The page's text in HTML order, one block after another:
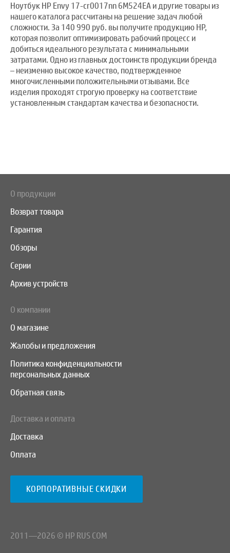
Ноутбук HP Envy 17-cr0017nn 6M524EA и другие товары из
нашего каталога рассчитаны на решение задач любой
сложности. За 140 990 руб. вы получите продукцию HP,
которая позволит оптимизировать рабочий процесс и
добиться идеального результата с минимальными
затратами. Одно из главных достоинств продукции бренда
– неизменно высокое качество, подтвержденное
многочисленными положительными отзывами. Все
изделия проходят строгую проверку на соответствие
установленным стандартам качества и безопасности.
О продукции
Возврат товара
Гарантия
Обзоры
Серии
Архив устройств
О компании
О магазине
Жалобы и предложения
Политика конфиденциальности
персональных данных
Обратная связь
Доставка и оплата
Доставка
Оплата
КОРПОРАТИВНЫЕ СКИДКИ
2011—2026 © HP RUS COM